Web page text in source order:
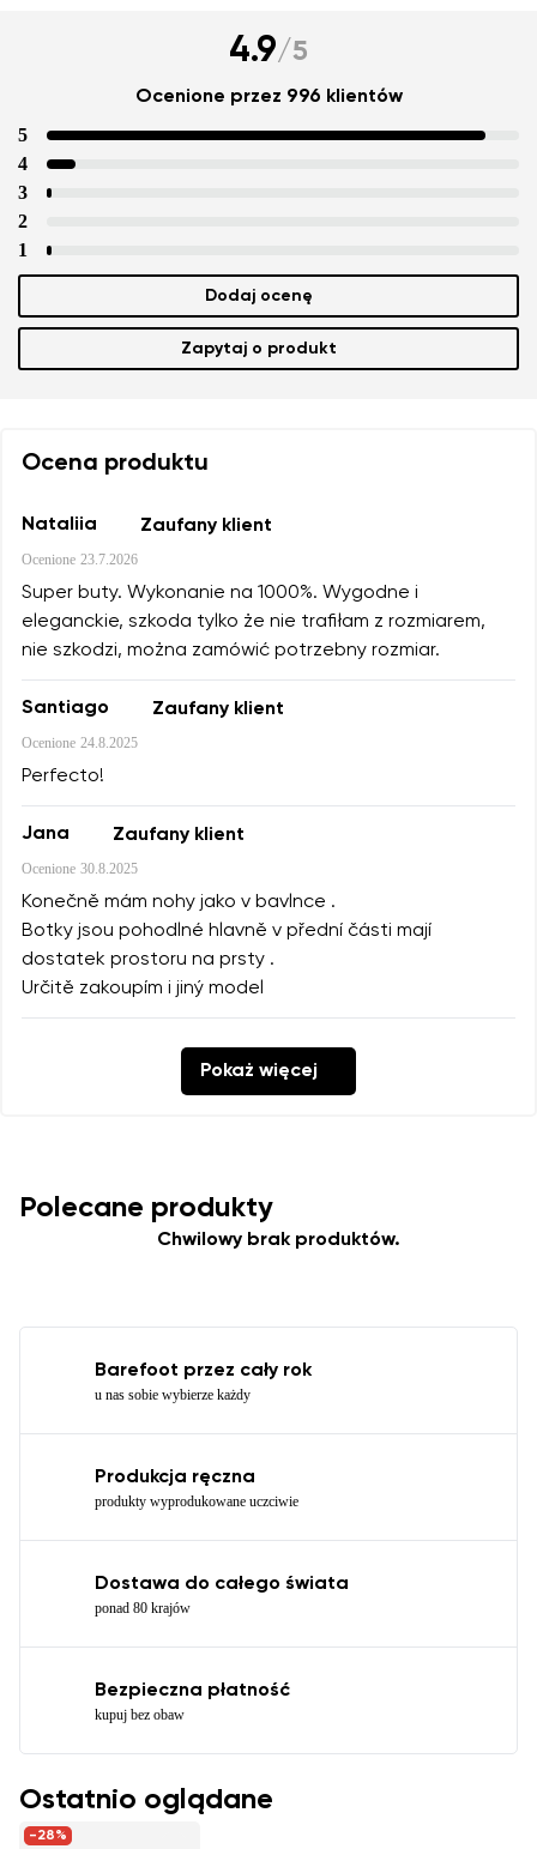
4.9/5
Ocenione przez 996 klientów
5
4
3
2
1
Dodaj ocenę
Zapytaj o produkt
Ocena produktu
Nataliia Zaufany klient
Ocenione 23.7.2026
Super buty. Wykonanie na 1000%. Wygodne i
eleganckie, szkoda tylko że nie trafiłam z rozmiarem,
nie szkodzi, można zamówić potrzebny rozmiar.
Santiago Zaufany klient
Ocenione 24.8.2025
Perfecto!
Jana Zaufany klient
Ocenione 30.8.2025
Konečně mám nohy jako v bavlnce .
Botky jsou pohodlné hlavně v přední části mají
dostatek prostoru na prsty .
Určitě zakoupím i jiný model
Pokaż więcej
Polecane produkty
Chwilowy brak produktów.
Barefoot przez cały rok
u nas sobie wybierze każdy
Produkcja ręczna
produkty wyprodukowane uczciwie
Dostawa do całego świata
ponad 80 krajów
Bezpieczna płatność
kupuj bez obaw
Ostatnio oglądane
-28%